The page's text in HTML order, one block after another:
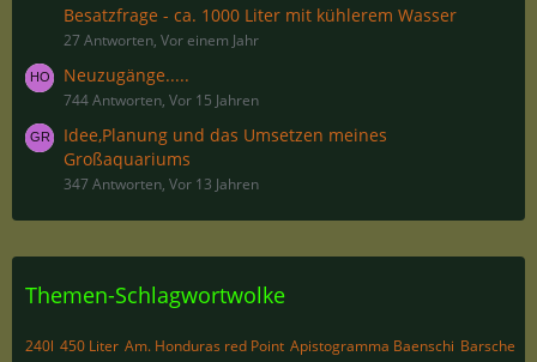
Besatzfrage - ca. 1000 Liter mit kühlerem Wasser
27 Antworten, Vor einem Jahr
Neuzugänge.....
744 Antworten, Vor 15 Jahren
Idee,Planung und das Umsetzen meines
Großaquariums
347 Antworten, Vor 13 Jahren
Themen-Schlagwortwolke
240l 450 Liter Am. Honduras red Point Apistogramma Baenschi Barsche